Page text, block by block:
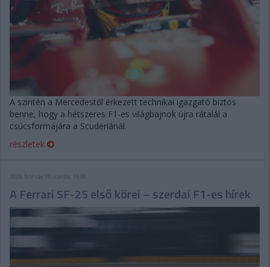
A szintén a Mercedestől érkezett technikai igazgató biztos
benne, hogy a hétszeres F1-es világbajnok újra rátalál a
csúcsformájára a Scuderiánál.
részletek
2025. február 19. szerda, 19:58
A Ferrari SF-25 első körei – szerdai F1-es hírek